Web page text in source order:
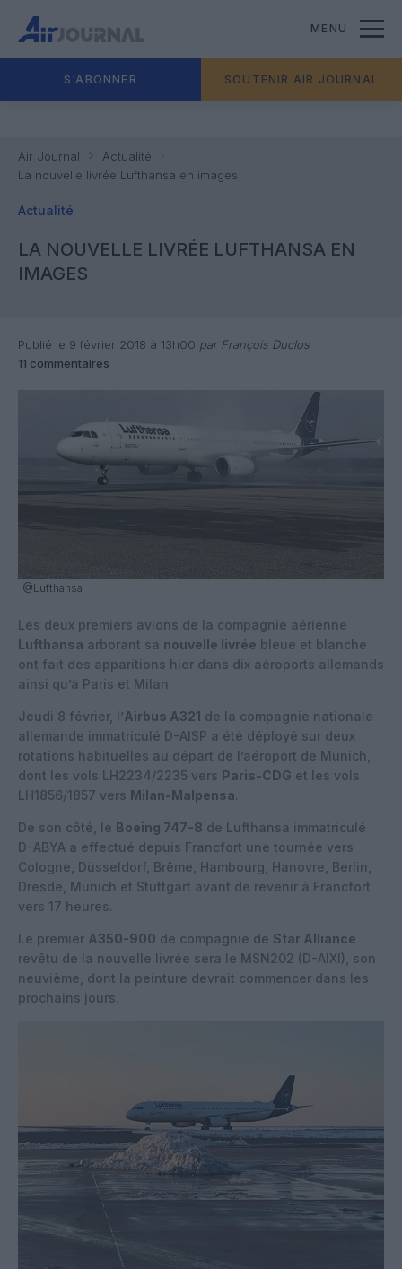
MENU
S'ABONNER SOUTENIR AIR JOURNAL
Air Journal
Actualité
La nouvelle livrée Lufthansa en images
Actualité
LA NOUVELLE LIVRÉE LUFTHANSA EN
IMAGES
Publié le 9 février 2018 à 13h00 par François Duclos
11 commentaires
@Lufthansa
Les deux premiers avions de la compagnie aérienne
Lufthansa arborant sa nouvelle livrée bleue et blanche
ont fait des apparitions hier dans dix aéroports allemands
ainsi qu’à Paris et Milan.
Jeudi 8 février, l’Airbus A321 de la compagnie nationale
allemande immatriculé D-AISP a été déployé sur deux
rotations habituelles au départ de l’aéroport de Munich,
dont les vols LH2234/2235 vers Paris-CDG et les vols
LH1856/1857 vers Milan-Malpensa.
De son côté, le Boeing 747-8 de Lufthansa immatriculé
D-ABYA a effectué depuis Francfort une tournée vers
Cologne, Düsseldorf, Brême, Hambourg, Hanovre, Berlin,
Dresde, Munich et Stuttgart avant de revenir à Francfort
vers 17 heures.
Le premier A350-900 de compagnie de Star Alliance
revêtu de la nouvelle livrée sera le MSN202 (D-AIXI), son
neuvième, dont la peinture devrait commencer dans les
prochains jours.